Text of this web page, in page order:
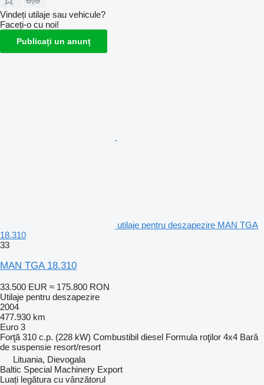
Vindeți utilaje sau vehicule?
Faceți-o cu noi!
Publicați un anunț
utilaje pentru deszapezire MAN TGA
18.310
33
MAN TGA 18.310
33.500 EUR ≈ 175.800 RON
Utilaje pentru deszapezire
2004
477.930 km
Euro 3
Forţă 310 c.p. (228 kW) Combustibil diesel Formula roţilor 4x4 Bară
de suspensie resort/resort
Lituania, Dievogala
Baltic Special Machinery Export
Luați legătura cu vânzătorul